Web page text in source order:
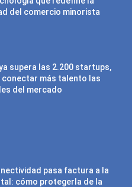
del comercio minorista
supera las 2.200 startups,
conectar más talento las
del mercado
pasa factura a la
cómo protegerla de la